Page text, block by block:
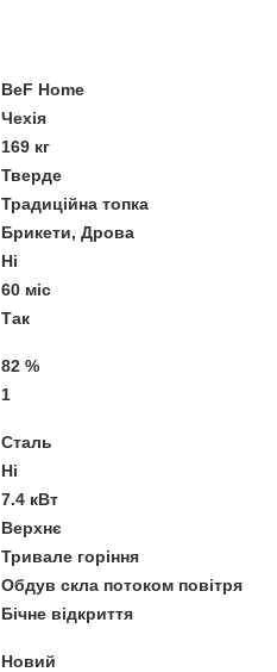
BeF Home
Чехія
169 кг
Тверде
Традиційна топка
Брикети, Дрова
Ні
60 міс
Так
82 %
1
Сталь
Ні
7.4 кВт
Верхнє
Тривале горіння
Обдув скла потоком повітря
Бічне відкриття
Новий